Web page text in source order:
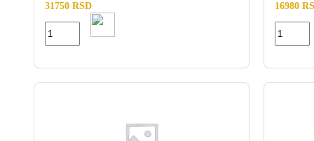
31750 RSD
16980